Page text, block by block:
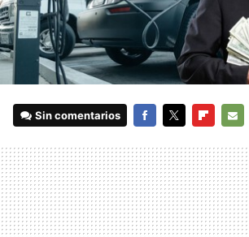
Sin comentarios
MAIL